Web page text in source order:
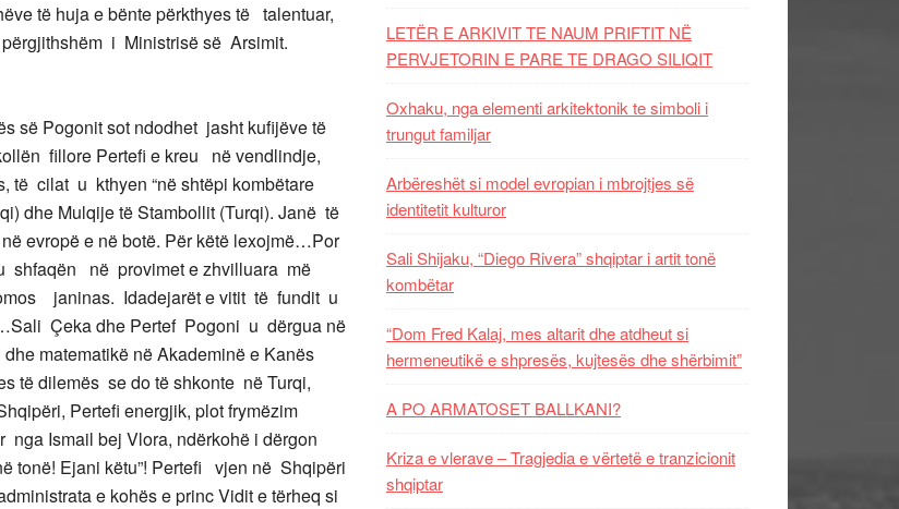
të huja e bënte përkthyes të talentuar,
i Ministrisë së Arsimit.
së Pogonit sot ndodhet jasht kufijëve të
fillore Pertefi e kreu në vendlindje,
të cilat u kthyen “në shtëpi kombëtare
dhe Mulqije të Stambollit (Turqi). Janë të
evropë e në botë. Për këtë lexojmë…Por
shfaqën në provimet e zhvilluara më
janinas. Idadejarët e vitit të fundit u
Çeka dhe Pertef Pogoni u dërgua në
matematikë në Akademinë e Kanës
dilemës se do të shkonte në Turqi,
Pertefi energjik, plot frymëzim
Ismail bej Vlora, ndërkohë i dërgon
tonë! Ejani këtu”! Pertefi vjen në Shqipëri
e kohës e princ Vidit e tërheq si
LETËR E ARKIVIT TE NAUM PRIFTIT NË
PERVJETORIN E PARE TE DRAGO SILIQIT
Oxhaku, nga elementi arkitektonik te simboli i
trungut familjar
Arbëreshët si model evropian i mbrojtjes së
identitetit kulturor
Sali Shijaku, “Diego Rivera” shqiptar i artit tonë
kombëtar
“Dom Fred Kalaj, mes altarit dhe atdheut si
hermeneutikë e shpresës, kujtesës dhe shërbimit”
A PO ARMATOSET BALLKANI?
Kriza e vlerave – Tragjedia e vërtetë e tranzicionit
shqiptar